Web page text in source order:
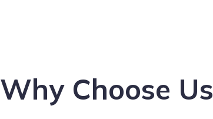
Why Choose Us